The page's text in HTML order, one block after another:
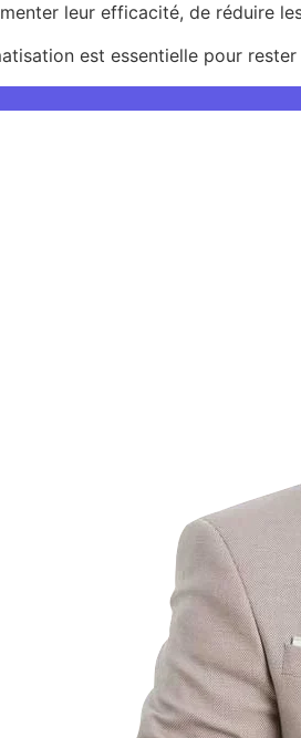
leur efficacité, de réduire
est essentielle pour